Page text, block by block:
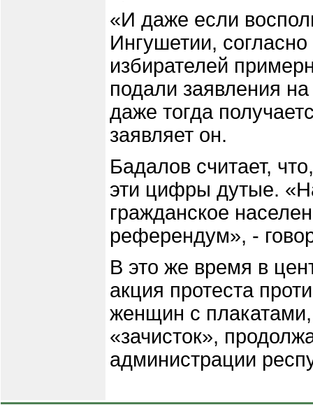
«И даже если
Ингушетии,
избирателей
подали заявления
даже тогда
заявляет он.
Бадалов считает,
эти цифры дутые.
гражданское
референдум», -
В это же время в
акция протеста
женщин с
«зачисток»,
администрации